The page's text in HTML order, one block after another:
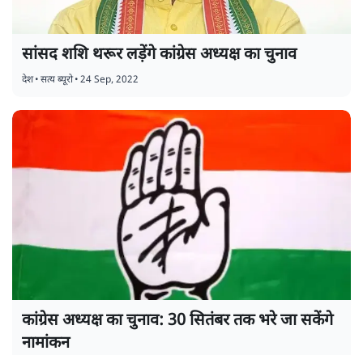
सांसद शशि थरूर लड़ेंगे कांग्रेस अध्यक्ष का चुनाव
देश•सत्य ब्यूरो•24 Sep, 2022
कांग्रेस अध्यक्ष का चुनाव: 30 सितंबर तक भरे जा सकेंगे
नामांकन